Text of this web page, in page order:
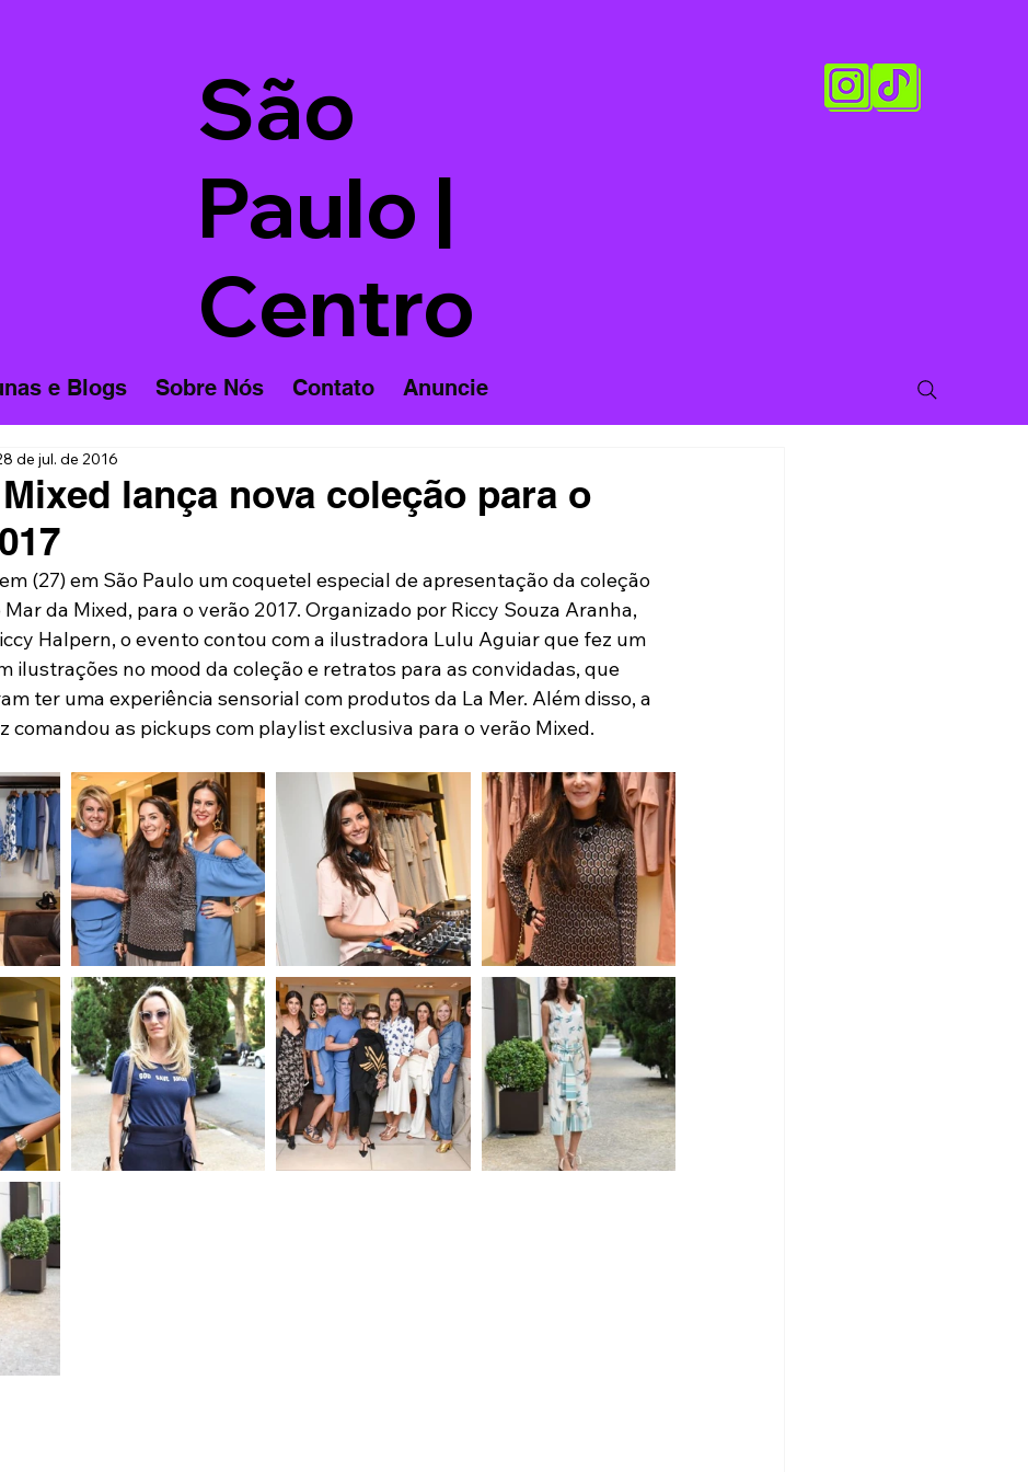
São
Paulo |
Centro
e Blogs Sobre Nós Contato Anuncie
lança nova coleção para o
de jul. de 2016
(27) em São Paulo um coquetel especial de apresentação da coleção
Mar da Mixed, para o verão 2017. Organizado por Riccy Souza Aranha,
Halpern, o evento contou com a ilustradora Lulu Aguiar que fez um
ilustrações no mood da coleção e retratos para as convidadas, que
ter uma experiência sensorial com produtos da La Mer. Além disso, a
comandou as pickups com playlist exclusiva para o verão Mixed.